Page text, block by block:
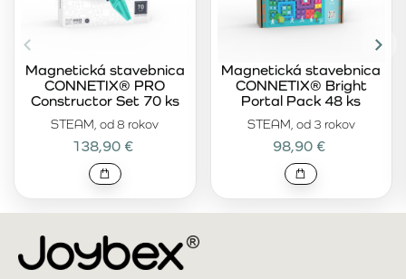
STEAM, od 8 rokov
Magnetická stavebnica
CONNETIX® PRO
Constructor Set 70 ks
138,90 €
STEAM, od 3 rokov
Magnetická stavebnica
CONNETIX® Bright
Portal Pack 48 ks
98,90 €